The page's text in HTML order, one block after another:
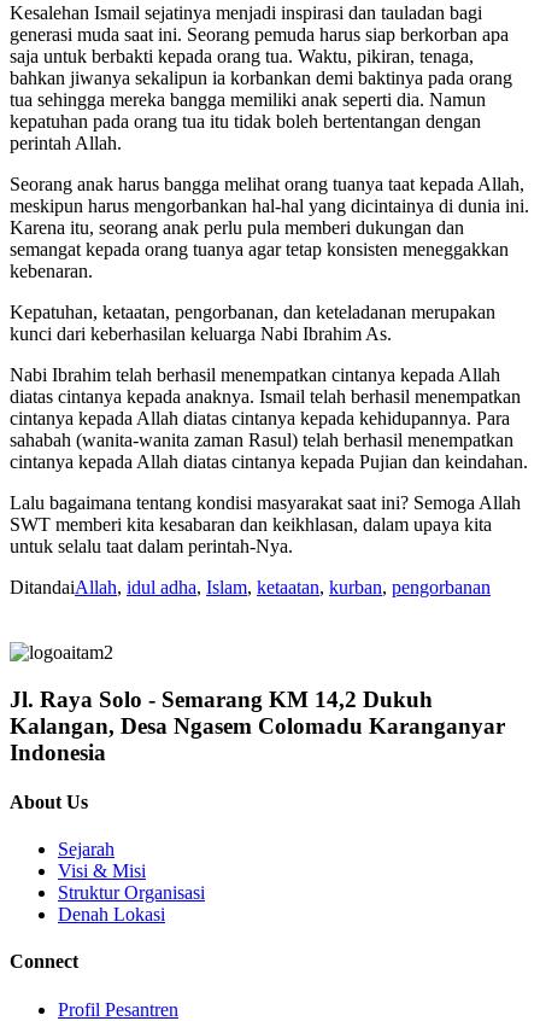
Kesalehan Ismail sejatinya menjadi inspirasi dan tauladan bagi
generasi muda saat ini. Seorang pemuda harus siap berkorban apa
saja untuk berbakti kepada orang tua. Waktu, pikiran, tenaga,
bahkan jiwanya sekalipun ia korbankan demi baktinya pada orang
tua sehingga mereka bangga memiliki anak seperti dia. Namun
kepatuhan pada orang tua itu tidak boleh bertentangan dengan
perintah Allah.
Seorang anak harus bangga melihat orang tuanya taat kepada Allah,
meskipun harus mengorbankan hal-hal yang dicintainya di dunia ini.
Karena itu, seorang anak perlu pula memberi dukungan dan
semangat kepada orang tuanya agar tetap konsisten meneggakkan
kebenaran.
Kepatuhan, ketaatan, pengorbanan, dan keteladanan merupakan
kunci dari keberhasilan keluarga Nabi Ibrahim As.
Nabi Ibrahim telah berhasil menempatkan cintanya kepada Allah
diatas cintanya kepada anaknya. Ismail telah berhasil menempatkan
cintanya kepada Allah diatas cintanya kepada kehidupannya. Para
sahabah (wanita-wanita zaman Rasul) telah berhasil menempatkan
cintanya kepada Allah diatas cintanya kepada Pujian dan keindahan.
Lalu bagaimana tentang kondisi masyarakat saat ini? Semoga Allah
SWT memberi kita kesabaran dan keikhlasan, dalam upaya kita
untuk selalu taat dalam perintah-Nya.
DitandaiAllah, idul adha, Islam, ketaatan, kurban, pengorbanan
Jl. Raya Solo - Semarang KM 14,2 Dukuh
Kalangan, Desa Ngasem Colomadu Karanganyar
Indonesia
About Us
Sejarah
Visi & Misi
Struktur Organisasi
Denah Lokasi
Connect
Profil Pesantren